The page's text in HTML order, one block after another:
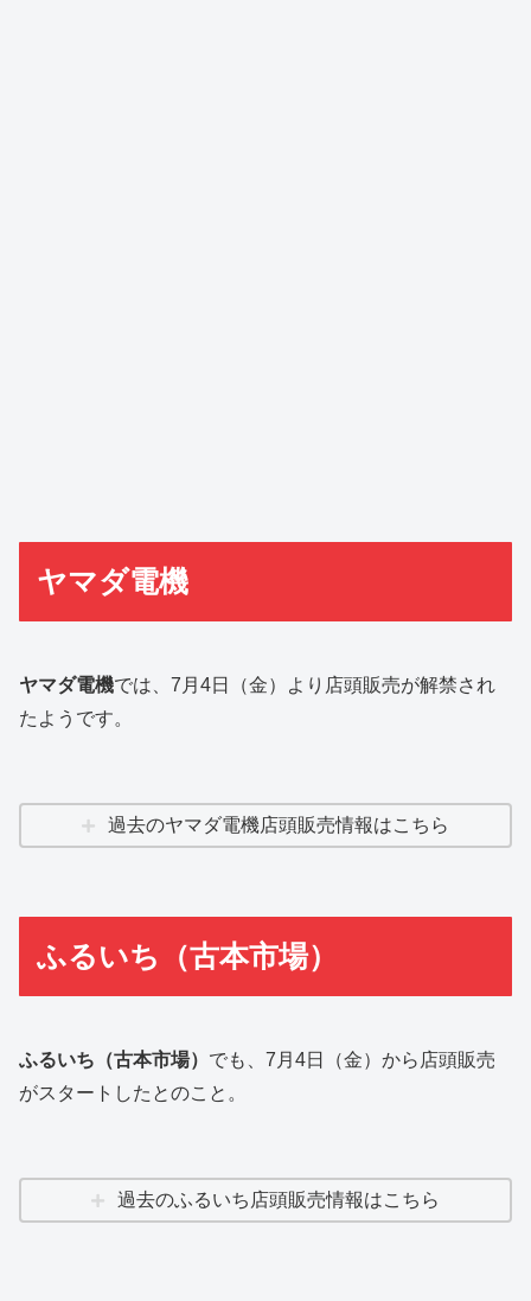
ヤマダ電機
ヤマダ電機では、7月4日（金）より店頭販売が解禁され
たようです。
過去のヤマダ電機店頭販売情報はこちら
ふるいち（古本市場）
ふるいち（古本市場） でも、7月4日（金）から店頭販売
がスタートしたとのこと。
過去のふるいち店頭販売情報はこちら